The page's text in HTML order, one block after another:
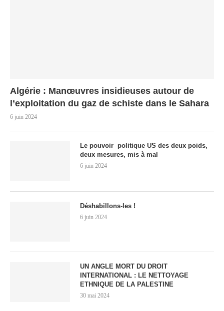
Algérie : Manœuvres insidieuses autour de
l’exploitation du gaz de schiste dans le Sahara
6 juin 2024
Le pouvoir politique US des deux poids,
deux mesures, mis à mal
6 juin 2024
Déshabillons-les !
6 juin 2024
UN ANGLE MORT DU DROIT
INTERNATIONAL : LE NETTOYAGE
ETHNIQUE DE LA PALESTINE
30 mai 2024